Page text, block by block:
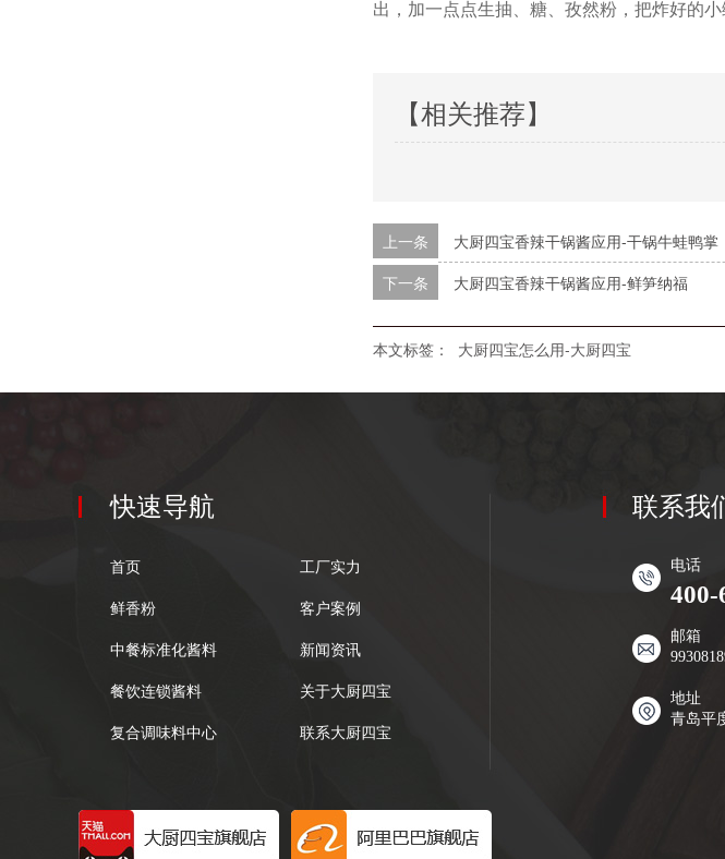
出，加一点点生抽、糖、孜然粉，把炸好的
【相关推荐】
上一条
大厨四宝香辣干锅酱应用-干锅牛蛙鸭掌
下一条 大厨四宝香辣干锅酱应用-鲜笋纳福
本文标签： 大厨四宝怎么用-大厨四宝
快速导航
首页 工厂实力
鲜香粉 客户案例
中餐标准化酱料 新闻资讯
餐饮连锁酱料 关于大厨四宝
复合调味料中心 联系大厨四宝
联系我
电话
400-
邮箱
地址
青岛平